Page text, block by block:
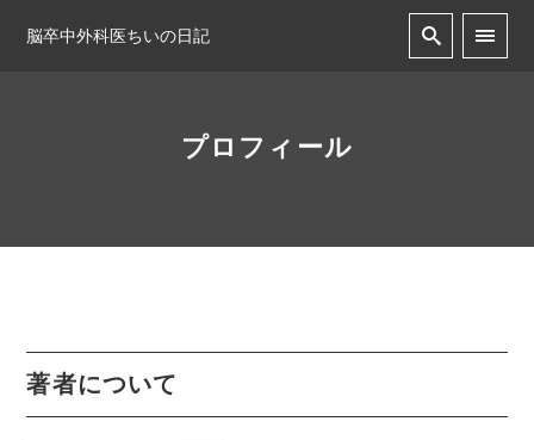
脳卒中外科医ちいの日記
プロフィール
著者について